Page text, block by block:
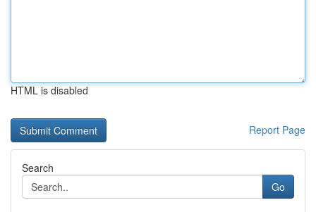
HTML is disabled
Report Page
Search
Go